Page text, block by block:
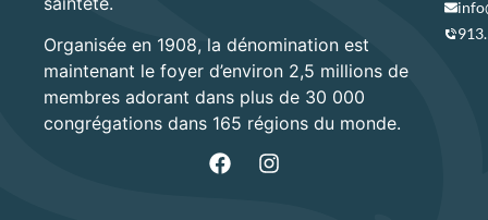
Organisée en 1908, la dénomination est
maintenant le foyer d’environ 2,5 millions de
membres adorant dans plus de 30 000
congrégations dans 165 régions du monde.